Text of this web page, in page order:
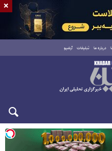
درباره ما تبلیغات آرشیو
×